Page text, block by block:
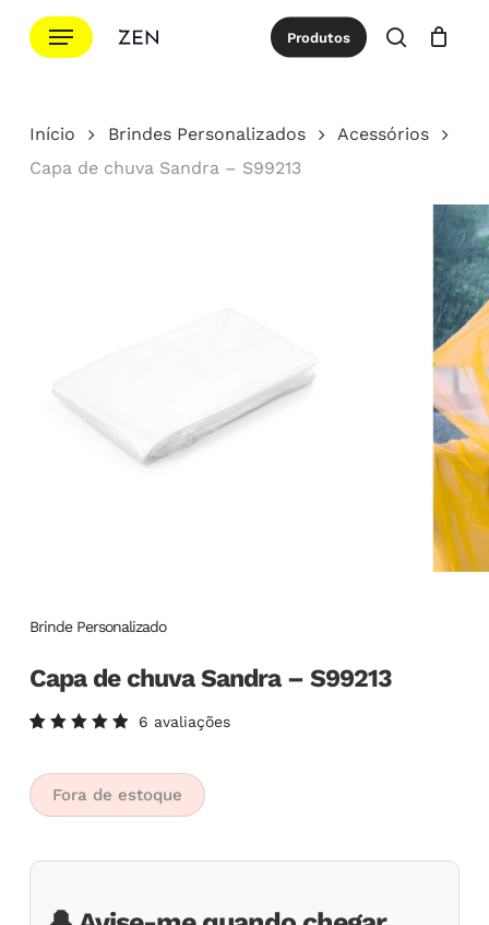
para
principal
Menu Produtos
procurar
Cotação Close
Início Brindes Personalizados
Acessórios
Capa de chuva Sandra – S99213
Brinde Personalizado
Capa de chuva Sandra – S99213
5.00de
5, com
baseado
em
clientes
6 avaliações
Fora de estoque